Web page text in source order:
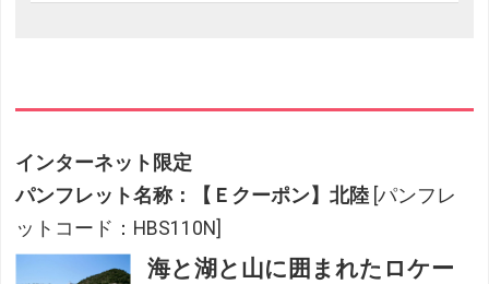
インターネット限定
パンフレット名称：【Ｅクーポン】北陸 [パンフレ
ットコード：HBS110N]
海と湖と山に囲まれたロケー